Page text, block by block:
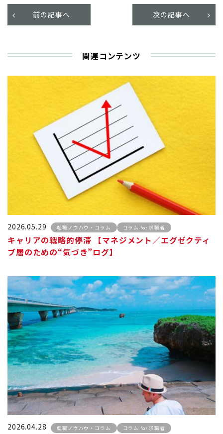
前の記事へ 次の記事へ
関連コンテンツ
2026.05.29 転職ノウハウ・コラム コラム for 求職者
キャリアの戦略的停滞 【マネジメント／エグゼクティ
ブ層のための“気づき”ログ】
2026.04.28 転職ノウハウ・コラム コラム for 求職者